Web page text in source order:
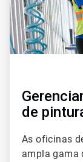
de
As oficinas
ampla gama